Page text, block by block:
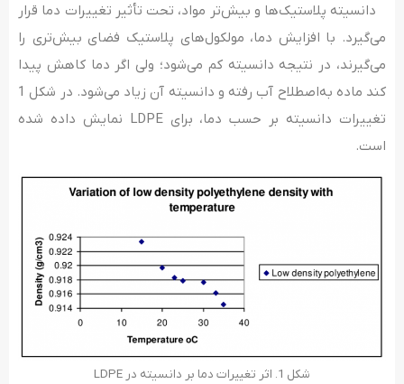
دانسیته پلاستیک‌ها و بیش‌تر مواد، تحت تأثیر تغییرات دما قرار
می‌گیرد. با افزایش دما، مولکول‌های پلاستیک فضای بیش‌تری را
می‌گیرند، در نتیجه دانسیته کم می‌شود؛ ولی اگر دما کاهش پیدا
کند ماده به‌اصطلاح آب رفته و دانسیته آن زیاد می‌شود. در شکل 1
تغییرات دانسیته بر حسب دما، برای LDPE نمایش داده شده
است.
شکل 1. اثر تغییرات دما بر دانسیته در LDPE